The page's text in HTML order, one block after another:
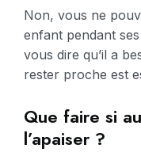
Non, vous ne
enfant pendant
vous dire qu’il a
rester proche est
Que faire si
l’apaiser ?